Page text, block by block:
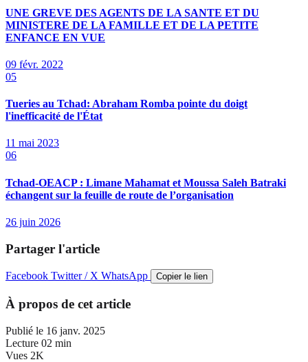
UNE GREVE DES AGENTS DE LA SANTE ET DU
MINISTERE DE LA FAMILLE ET DE LA PETITE
ENFANCE EN VUE
09 févr. 2022
05
Tueries au Tchad: Abraham Romba pointe du doigt
l'inefficacité de l'État
11 mai 2023
06
Tchad-OEACP : Limane Mahamat et Moussa Saleh Batraki
échangent sur la feuille de route de l’organisation
26 juin 2026
Partager l'article
Facebook Twitter / X WhatsApp Copier le lien
À propos de cet article
Publié le 16 janv. 2025
Lecture 02 min
Vues 2K